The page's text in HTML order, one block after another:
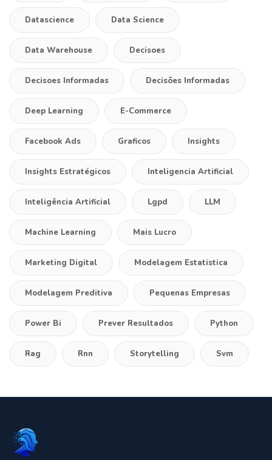
Datascience Data Science
Data Warehouse Decisoes
Decisoes Informadas Decisões Informadas
Deep Learning E-Commerce
Facebook Ads Graficos Insights
Insights Estratégicos Inteligencia Artificial
Inteligência Artificial Lgpd LLM
Machine Learning Mais Lucro
Marketing Digital Modelagem Estatistica
Modelagem Preditiva Pequenas Empresas
Power Bi Prever Resultados Python
Rag Rnn Storytelling Svm